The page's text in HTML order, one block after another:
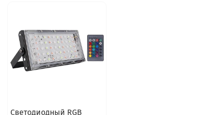
Светодиодный RGB